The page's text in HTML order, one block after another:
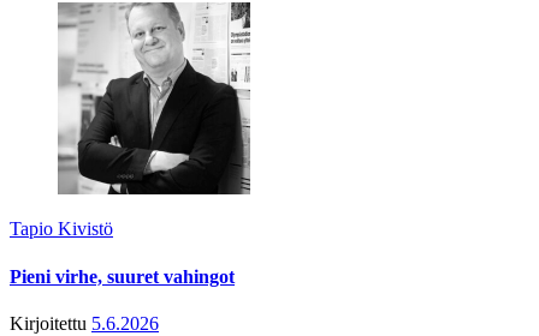
Tapio Kivistö
Pieni virhe, suuret vahingot
Kirjoitettu 5.6.2026